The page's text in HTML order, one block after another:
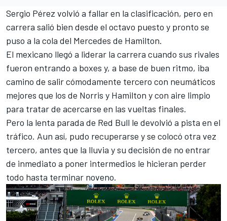
Sergio Pérez volvió a fallar en la clasificación, pero en
carrera salió bien desde el octavo puesto y pronto se
puso a la cola del Mercedes de Hamilton.
El mexicano llegó a liderar la carrera cuando sus rivales
fueron entrando a boxes y, a base de buen ritmo, iba
camino de salir cómodamente tercero con neumáticos
mejores que los de Norris y Hamilton y con aire limpio
para tratar de acercarse en las vueltas finales.
Pero la lenta parada de Red Bull le devolvió a pista en el
tráfico. Aun así, pudo recuperarse y se colocó otra vez
tercero, antes que la lluvia y su decisión de no entrar
de inmediato a poner intermedios le hicieran perder
todo hasta terminar noveno.